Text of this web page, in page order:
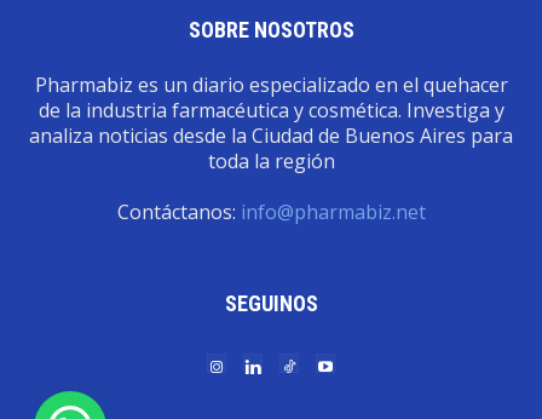
SOBRE NOSOTROS
Pharmabiz es un diario especializado en el quehacer
de la industria farmacéutica y cosmética. Investiga y
analiza noticias desde la Ciudad de Buenos Aires para
toda la región
Contáctanos: info@pharmabiz.net
SEGUINOS